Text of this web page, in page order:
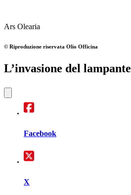
Ars Olearia
© Riproduzione riservata Olio Officina
L’invasione del lampante
Facebook
X